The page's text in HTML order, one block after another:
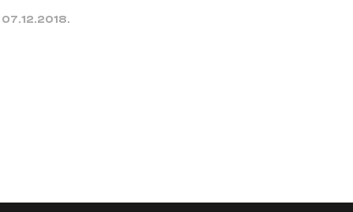
07.12.2018.